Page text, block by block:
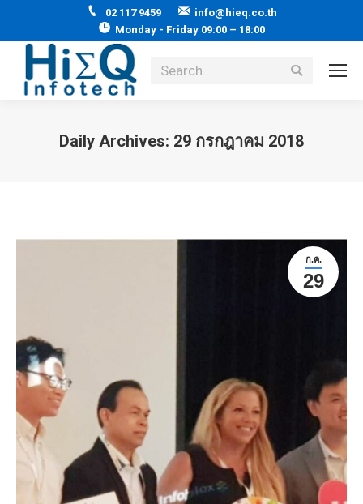
02 117 9459
info@hieq.co.th
Monday - Friday 09:00 – 18:00
Search:
Daily Archives: 29 กรกฎาคม 2018
ก.ค.
29